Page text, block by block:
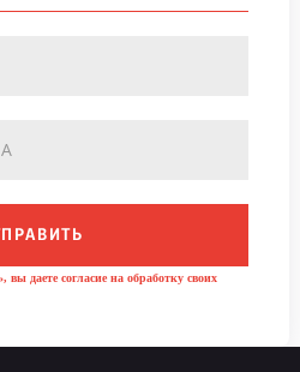
даете согласие на обработку своих